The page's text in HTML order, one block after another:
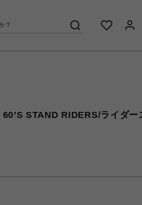
STAND RIDERS/ライダー